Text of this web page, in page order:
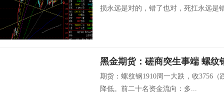
损永远是对的，错了也对，死扛永远是
黑金期货：磋商突生事端 螺纹
期货：螺纹钢1910周一大跌，收3756
降低。前二十名资金流向：多...